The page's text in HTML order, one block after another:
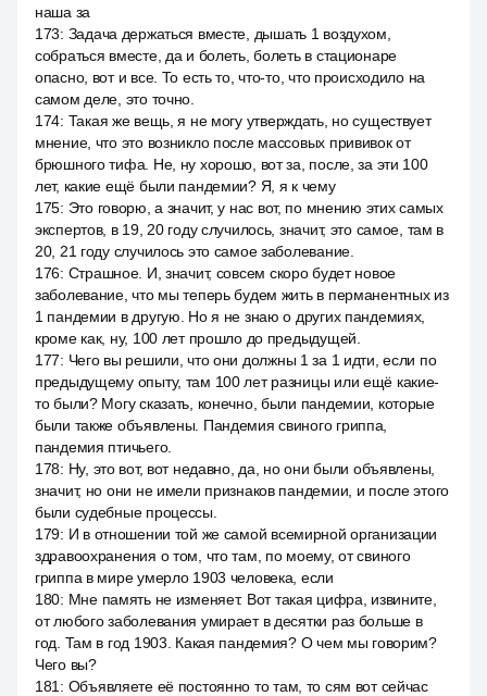
наша за
173: Задача держаться вместе, дышать 1 воздухом,
собраться вместе, да и болеть, болеть в стационаре
опасно, вот и все. То есть то, что-то, что происходило на
самом деле, это точно.
174: Такая же вещь, я не могу утверждать, но существует
мнение, что это возникло после массовых прививок от
брюшного тифа. Не, ну хорошо, вот за, после, за эти 100
лет, какие ещё были пандемии? Я, я к чему
175: Это говорю, а значит, у нас вот, по мнению этих самых
экспертов, в 19, 20 году случилось, значит, это самое, там в
20, 21 году случилось это самое заболевание.
176: Страшное. И, значит, совсем скоро будет новое
заболевание, что мы теперь будем жить в перманентных из
1 пандемии в другую. Но я не знаю о других пандемиях,
кроме как, ну, 100 лет прошло до предыдущей.
177: Чего вы решили, что они должны 1 за 1 идти, если по
предыдущему опыту, там 100 лет разницы или ещё какие-
то были? Могу сказать, конечно, были пандемии, которые
были также объявлены. Пандемия свиного гриппа,
пандемия птичьего.
178: Ну, это вот, вот недавно, да, но они были объявлены,
значит, но они не имели признаков пандемии, и после этого
были судебные процессы.
179: И в отношении той же самой всемирной организации
здравоохранения о том, что там, по моему, от свиного
гриппа в мире умерло 1903 человека, если
180: Мне память не изменяет. Вот такая цифра, извините,
от любого заболевания умирает в десятки раз больше в
год. Там в год 1903. Какая пандемия? О чем мы говорим?
Чего вы?
181 : Объявляете её постоянно то там, то сям вот сейчас